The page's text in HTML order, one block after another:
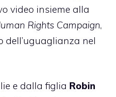
video insieme alla
Rights Campaign,
dell’uguaglianza nel
e dalla figlia Robin